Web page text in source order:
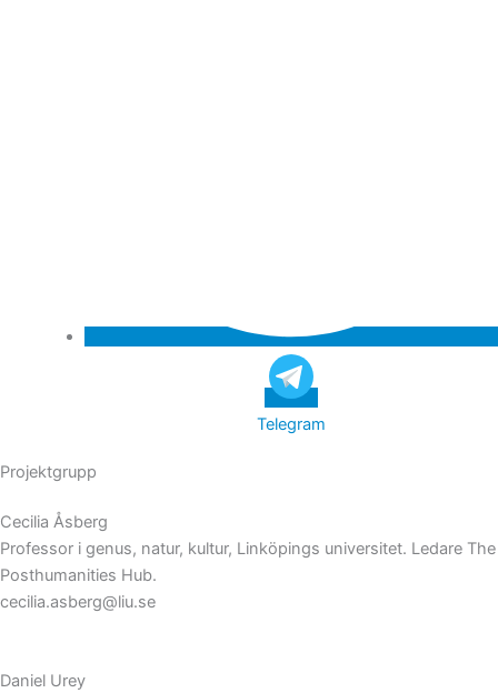
Telegram
Projektgrupp
Cecilia Åsberg
Professor i genus, natur, kultur, Linköpings universitet. Ledare The
Posthumanities Hub.
cecilia.asberg@liu.se
Daniel Urey